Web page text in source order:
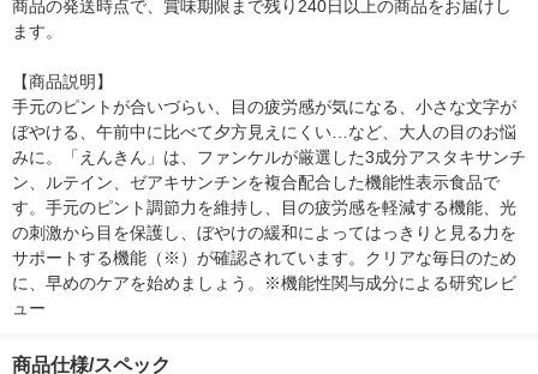
商品の発送時点で、賞味期限まで残り240日以上の商品をお届けし
ます。
【商品説明】
手元のピントが合いづらい、目の疲労感が気になる、小さな文字が
ぼやける、午前中に比べて夕方見えにくい…など、大人の目のお悩
みに。「えんきん」は、ファンケルが厳選した3成分アスタキサンチ
ン、ルテイン、ゼアキサンチンを複合配合した機能性表示食品で
す。手元のピント調節力を維持し、目の疲労感を軽減する機能、光
の刺激から目を保護し、ぼやけの緩和によってはっきりと見る力を
サポートする機能（※）が確認されています。クリアな毎日のため
に、早めのケアを始めましょう。※機能性関与成分による研究レビ
ュー
商品仕様/スペック